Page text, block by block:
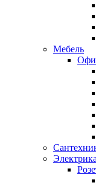
Мебель
Электрика